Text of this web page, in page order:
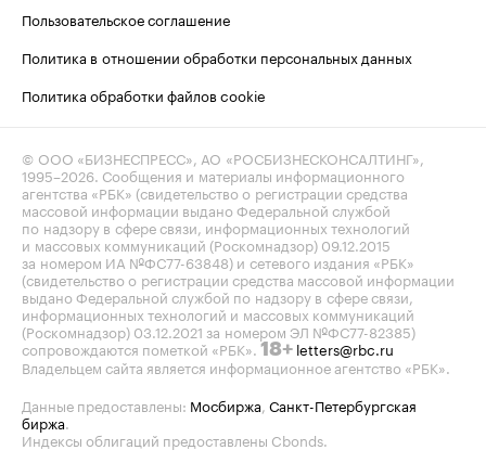
Пользовательское соглашение
Политика в отношении обработки персональных данных
Политика обработки файлов cookie
© ООО «БИЗНЕСПРЕСС», АО «РОСБИЗНЕСКОНСАЛТИНГ»,
1995–2026 . Сообщения и материалы информационного
агентства «РБК» (свидетельство о регистрации средства
массовой информации выдано Федеральной службой
по надзору в сфере связи, информационных технологий
и массовых коммуникаций (Роскомнадзор) 09.12.2015
за номером ИА №ФС77-63848) и сетевого издания «РБК»
(свидетельство о регистрации средства массовой информации
выдано Федеральной службой по надзору в сфере связи,
информационных технологий и массовых коммуникаций
(Роскомнадзор) 03.12.2021 за номером ЭЛ №ФС77-82385)
сопровождаются пометкой «РБК». 18+ letters@rbc.ru
Владельцем сайта является информационное агентство «РБК».
Данные предоставлены: Мосбиржа Санкт-Петербургская
биржа
Индексы облигаций предоставлены Cbonds.